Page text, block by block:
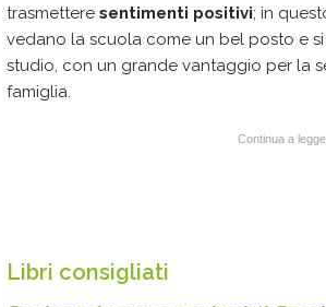
trasmettere sentimenti positivi; in
vedano la scuola come un bel posto e
studio, con un grande vantaggio per la
famiglia.
Continua a
Libri consigliati